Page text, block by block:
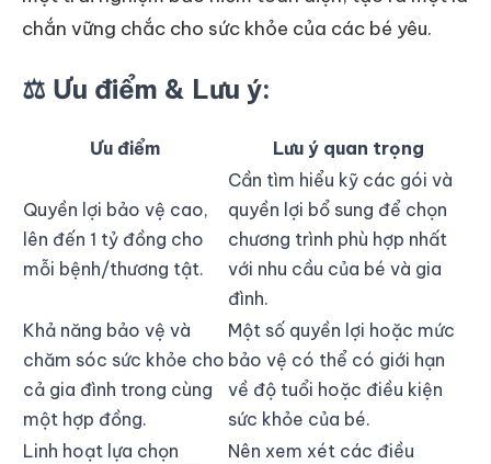
chắn vững chắc cho sức khỏe của các bé yêu.
⚖️ Ưu điểm & Lưu ý:
Ưu điểm Lưu ý quan trọng
Quyền lợi bảo vệ cao,
lên đến 1 tỷ đồng cho
mỗi bệnh/thương tật.
Cần tìm hiểu kỹ các gói và
quyền lợi bổ sung để chọn
chương trình phù hợp nhất
với nhu cầu của bé và gia
đình.
Khả năng bảo vệ và
chăm sóc sức khỏe cho
cả gia đình trong cùng
một hợp đồng.
Một số quyền lợi hoặc mức
bảo vệ có thể có giới hạn
về độ tuổi hoặc điều kiện
sức khỏe của bé.
Linh hoạt lựa chọn
Nên xem xét các điều